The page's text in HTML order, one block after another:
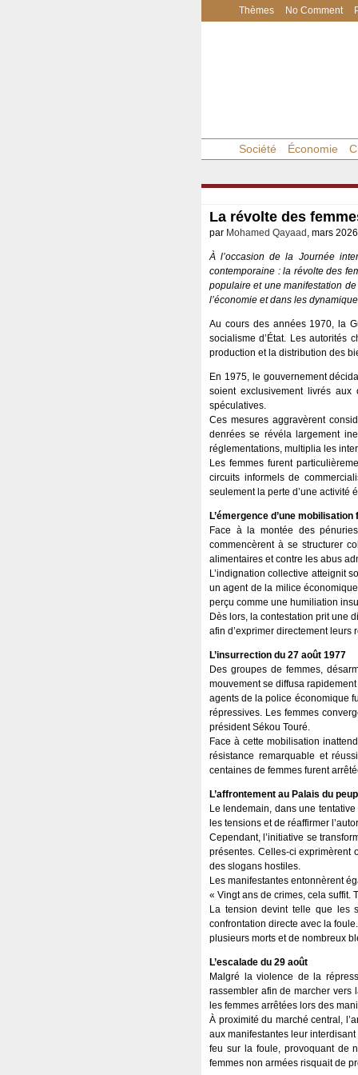
Thèmes No Comment
Société Économie
La révolte des
par Mohamed Qayaad , mars
À l’occasion de la Journée
contemporaine : la révolte des
populaire et une manifestation
l’économie et dans les
Au cours des années 1970, la
socialisme d’État. Les autorités
production et la distribution des
En 1975, le gouvernement
soient exclusivement livrés aux
spéculatives.
Ces mesures aggravèrent
denrées se révéla largement
réglementations, multiplia les
Les femmes furent
circuits informels de
seulement la perte d’une activité
L’émergence d’une mobilisation
Face à la montée des
commencèrent à se structurer
alimentaires et contre les abus
L’indignation collective atteignit
un agent de la milice
perçu comme une humiliation
Dès lors, la contestation prit une
afin d’exprimer directement
L’insurrection du 27 août 1977
Des groupes de femmes,
mouvement se diffusa
agents de la police économique
répressives. Les femmes
président Sékou Touré.
Face à cette mobilisation
résistance remarquable et
centaines de femmes furent
L’affrontement au Palais du
Le lendemain, dans une
les tensions et de réaffirmer
Cependant, l’initiative se
présentes. Celles-ci exprimèrent
des slogans hostiles.
Les manifestantes entonnèrent
« Vingt ans de crimes, cela suffit.
La tension devint telle que les
confrontation directe avec la
plusieurs morts et de nombreux
L’escalade du 29 août
Malgré la violence de la
rassembler afin de marcher vers
les femmes arrêtées lors des
À proximité du marché central,
aux manifestantes leur
feu sur la foule, provoquant de
femmes non armées risquait de